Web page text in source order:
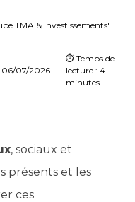
TMA & investissements"
06/07/2026
⏱️ Temps de
lecture : 4
minutes
, sociaux et
présents et les
ces